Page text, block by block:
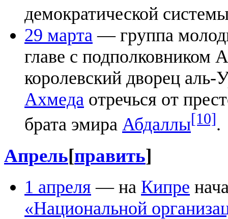
демократической
29 марта — группа
главе с подполковником
королевский дворец аль-
Ахмеда отречься от
брата эмира Абдаллы[10].
Апрель[править]
1 апреля — на Кипре
«Национальной